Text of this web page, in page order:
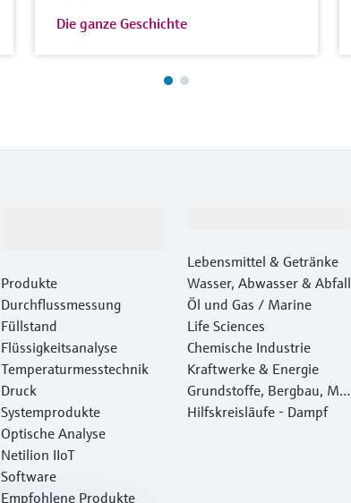
Die ganze Geschichte
Produkte
Durchflussmessung
Füllstand
Flüssigkeitsanalyse
Temperaturmesstechnik
Druck
Systemprodukte
Optische Analyse
Netilion IIoT
Software
Empfohlene Produkte
Lebensmittel & Getränke
Wasser, Abwasser & Abfall
Öl und Gas / Marine
Life Sciences
Chemische Industrie
Kraftwerke & Energie
Grundstoffe, Bergbau, Met
alle
Hilfskreisläufe - Dampf